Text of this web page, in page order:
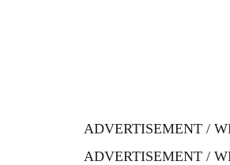
ADVERTISEMENT /
ADVERTISEMENT /